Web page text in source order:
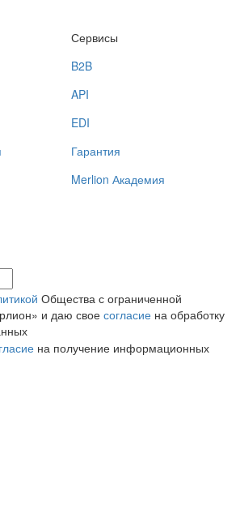
Сервисы
B2B
API
EDI
Гарантия
Merlion Академия
Общества с ограниченной
и даю свое согласие на обработку
на получение информационных